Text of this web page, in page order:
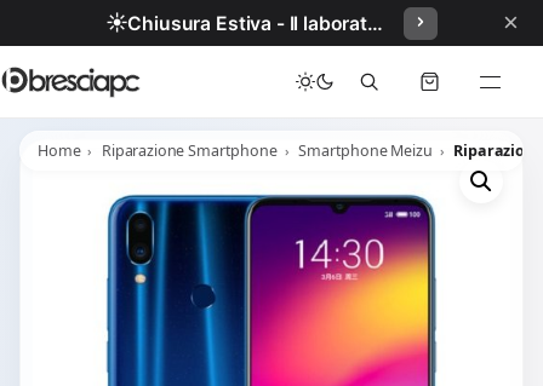
☀️ Chiusura Estiva - Il laboratorio resterà chiuso per ferie dal 29/06/2026 al 05/07/2026 compresi. ×
Home Riparazione Smartphone Smartphone Meizu